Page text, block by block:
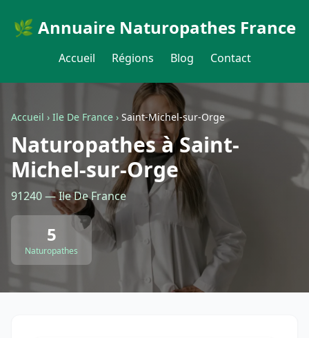
🌿 Annuaire Naturopathes France
Accueil Régions Blog Contact
Accueil › Ile De France › Saint-Michel-sur-Orge
Naturopathes à Saint-
Michel-sur-Orge
91240 — Ile De France
5
Naturopathes